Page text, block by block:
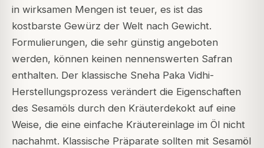
in wirksamen Mengen ist teuer, es ist das
kostbarste Gewürz der Welt nach Gewicht.
Formulierungen, die sehr günstig angeboten
werden, können keinen nennenswerten Safran
enthalten. Der klassische Sneha Paka Vidhi-
Herstellungsprozess verändert die Eigenschaften
des Sesamöls durch den Kräuterdekokt auf eine
Weise, die eine einfache Kräutereinlage im Öl nicht
nachahmt. Klassische Präparate sollten mit Sesamöl